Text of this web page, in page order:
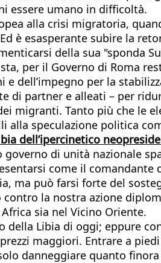
essere umano in difficoltà.
alla crisi migratoria,
è esasperante subire la
della sua "sponda
per il Governo di Roma
dell’impegno per la
di partner e alleati – per
Tanto più che le
alla speculazione politica
dell’ipercinetico
di unità nazionale
come il
ma può farsi forte del
contro la nostra azione
sia nel Vicino Oriente.
Libia di oggi; eppure
maggiori. Entrare a
danneggiare quanto